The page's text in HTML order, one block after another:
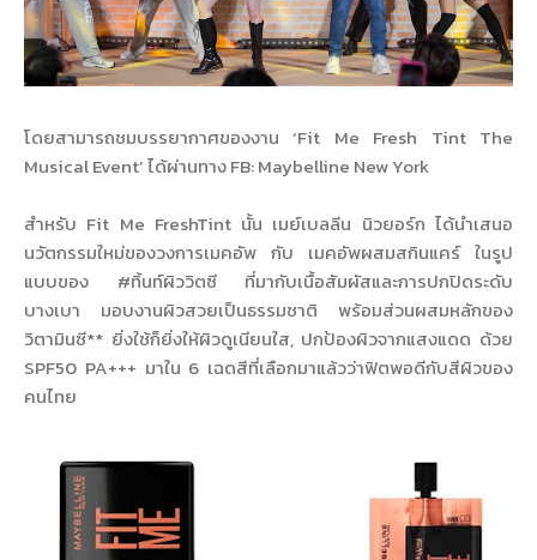
โดยสามารถชมบรรยากาศของงาน ‘Fit Me Fresh Tint The
Musical Event’ ได้ผ่านทาง FB: Maybelline New York
สำหรับ Fit Me FreshTint นั้น เมย์เบลลีน นิวยอร์ก ได้นำเสนอ
นวัตกรรมใหม่ของวงการเมคอัพ กับ เมคอัพผสมสกินแคร์ ในรูป
แบบของ #ทิ้นท์ผิววิตซี ที่มากับเนื้อสัมผัสและการปกปิดระดับ
บางเบา มอบงานผิวสวยเป็นธรรมชาติ พร้อมส่วนผสมหลักของ
วิตามินซี** ยิ่งใช้ก็ยิ่งให้ผิวดูเนียนใส, ปกป้องผิวจากแสงแดด ด้วย
SPF50 PA+++ มาใน 6 เฉดสีที่เลือกมาแล้วว่าฟิตพอดีกับสีผิวของ
คนไทย